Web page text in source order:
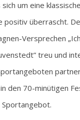
um eine
positiv überrascht.
Versprechen
treu und
den 70-minütigen